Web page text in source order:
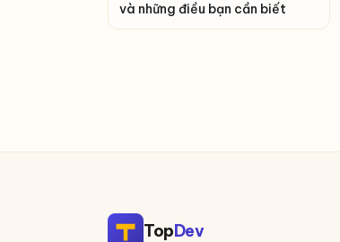
và những điều bạn cần biết
TopDev